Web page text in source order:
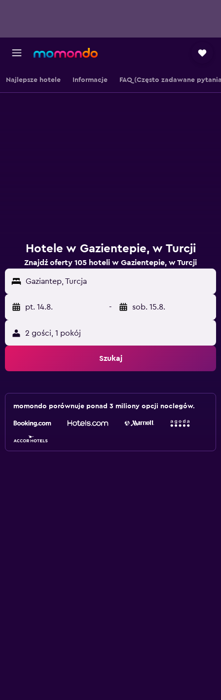
Najlepsze hotele Informacje FAQ (Często zadawane
Hotele w Gazientepie, w Turcji
Znajdź oferty 105 hoteli w Gazientepie, w Turcji
Gaziantep, Turcja
pt. 14.8. - sob. 15.8.
2 gości, 1 pokój
Szukaj
momondo porównuje ponad 3 miliony opcji noclegów.